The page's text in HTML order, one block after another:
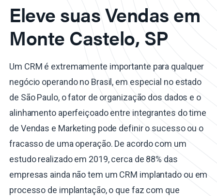
Eleve suas Vendas em
Monte Castelo, SP
Um CRM é extremamente importante para qualquer
negócio operando no Brasil, em especial no estado
de São Paulo, o fator de organização dos dados e o
alinhamento aperfeiçoado entre integrantes do time
de Vendas e Marketing pode definir o sucesso ou o
fracasso de uma operação. De acordo com um
estudo realizado em 2019, cerca de 88% das
empresas ainda não tem um CRM implantado ou em
processo de implantação, o que faz com que